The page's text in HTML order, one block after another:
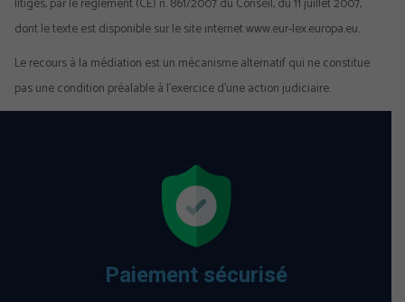
dont le texte est disponible sur le site internet www.eur-lex.europa.eu.
Le recours à la médiation est un mécanisme alternatif qui ne constitue
pas une condition préalable à l’exercice d’une action judiciaire.
Paiement sécurisé